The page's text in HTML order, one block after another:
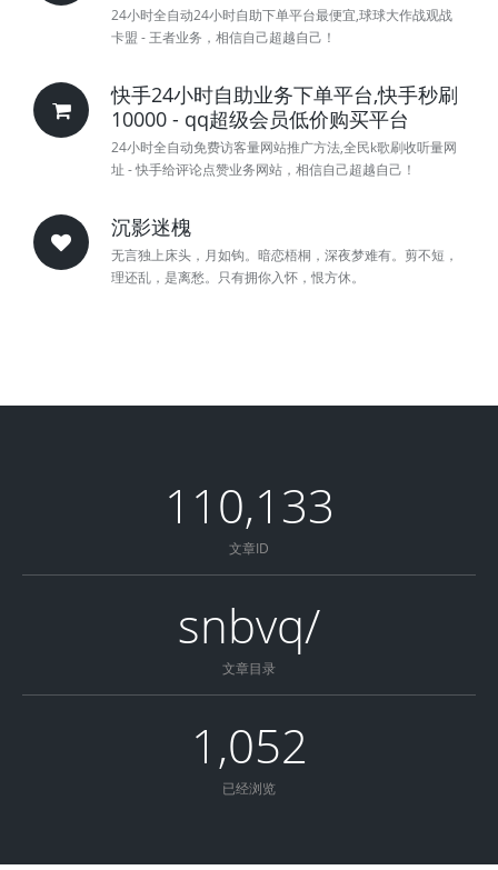
24小时全自动24小时自助下单平台最便宜,球球大作战观战
卡盟 - 王者业务，相信自己超越自己！
快手24小时自助业务下单平台,快手秒刷
10000 - qq超级会员低价购买平台
24小时全自动免费访客量网站推广方法,全民k歌刷收听量网
址 - 快手给评论点赞业务网站，相信自己超越自己！
沉影迷槐
无言独上床头，月如钩。暗恋梧桐，深夜梦难有。剪不短，
理还乱，是离愁。只有拥你入怀，恨方休。
110,133
文章ID
snbvq/
文章目录
1,052
已经浏览